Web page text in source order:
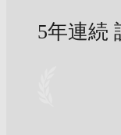
5年連続